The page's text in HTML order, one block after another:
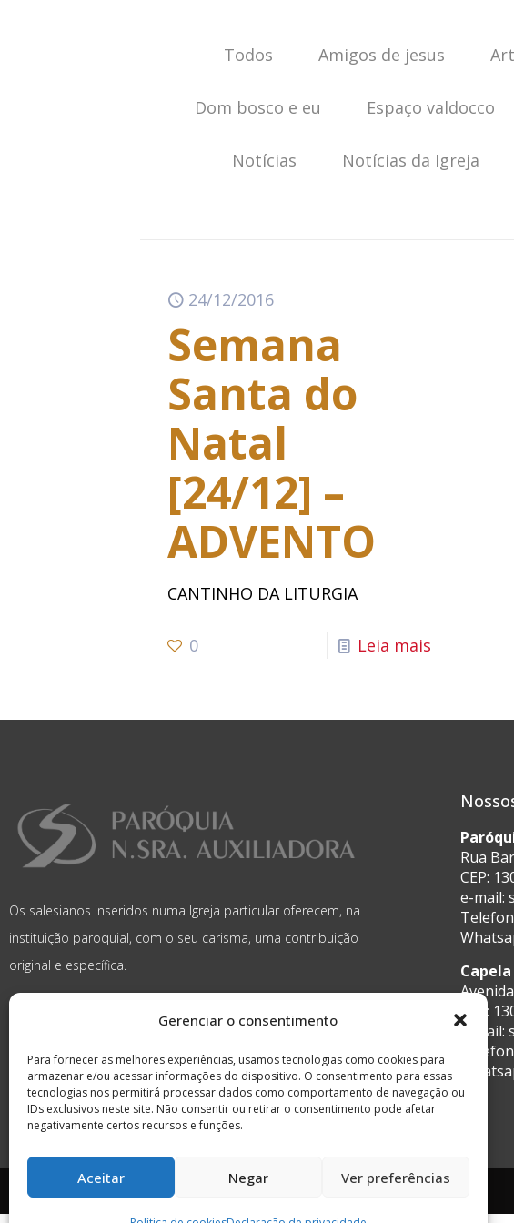
Gerenciar o consentimento
Para fornecer as melhores experiências, usamos tecnologias como cookies para
armazenar e/ou acessar informações do dispositivo. O consentimento para essas
tecnologias nos permitirá processar dados como comportamento de navegação ou
IDs exclusivos neste site. Não consentir ou retirar o consentimento pode afetar
negativamente certos recursos e funções.
Aceitar Negar Ver preferências
Todos Amigos de jesus
Dom bosco e eu Espaço valdocco
Notícias Notícias da Igreja
24/12/2016
Semana
Santa do
Natal
[24/12] –
ADVENTO
CANTINHO DA LITURGIA
0 Leia mais
Os salesianos inseridos numa Igreja particular oferecem, na
instituição paroquial, com o seu carisma, uma contribuição
original e específica.
Rua
CEP:
e-mail:
Capela
CEP:
e-mail:
© Todos os direitos reservados